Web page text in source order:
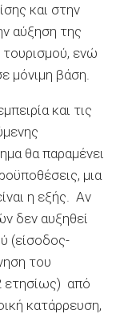
και στην
αύξηση της
τουρισμού, ενώ
μόνιμη βάση.
και τις
θα παραμένει
μια
η εξής. Αν
δεν αυξηθεί
(είσοδος-
του
ετησίως) από
κατάρρευση,